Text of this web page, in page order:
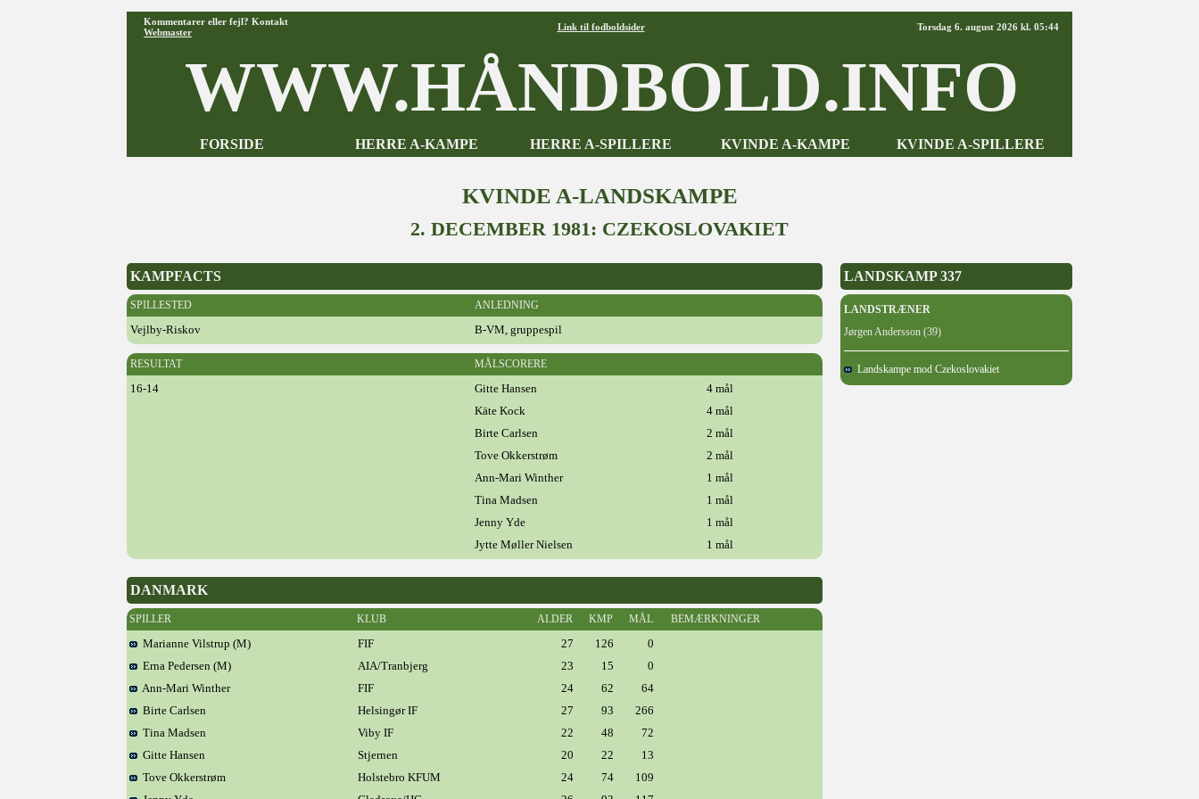
Kommentarer eller fejl? Kontakt
Webmaster
Link til fodboldsider Torsdag 6. august 2026 kl. 05:44
WWW.HÅNDBOLD.INFO
FORSIDE HERRE A-KAMPE HERRE A-SPILLERE KVINDE A-KAMPE KVINDE A-SPILLERE
KVINDE A-LANDSKAMPE
2. DECEMBER 1981: CZEKOSLOVAKIET
KAMPFACTS
SPILLESTED ANLEDNING
Vejlby-Riskov B-VM, gruppespil
RESULTAT MÅLSCORERE
16-14 Gitte Hansen
4 mål
Käte Kock
4 mål
Birte Carlsen
2 mål
Tove Okkerstrøm
2 mål
Ann-Mari Winther
1 mål
Tina Madsen
1 mål
Jenny Yde
1 mål
Jytte Møller Nielsen
1 mål
DANMARK
SPILLER KLUB ALDER KMP MÅL BEMÆRKNINGER
Marianne Vilstrup (M) FIF 27 126
0
Erna Pedersen (M)
AIA/Tranbjerg 23 15
0
Ann-Mari Winther
FIF 24 62
64
Birte Carlsen
Helsingør IF 27 93
266
Tina Madsen
Viby IF 22 48
72
Gitte Hansen
Stjernen 20 22
13
Tove Okkerstrøm
Holstebro KFUM 24 74
109
LANDSKAMP 337
LANDSTRÆNER
Jørgen Andersson (39)
Landskampe mod Czekoslovakiet